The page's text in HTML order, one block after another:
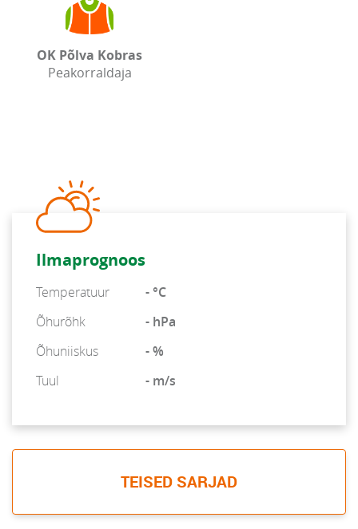
OK Põlva Kobras
Peakorraldaja
Ilmaprognoos
Temperatuur
- °C
Õhurõhk
- hPa
Õhuniiskus
- %
Tuul
- m/s
TEISED SARJAD